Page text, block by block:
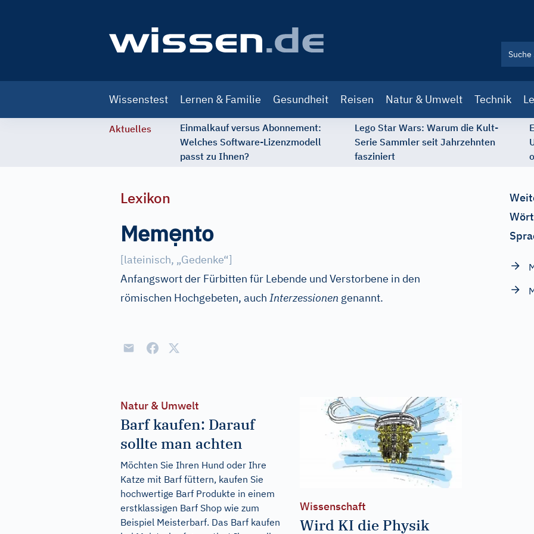
navigation
Wissenstest Lernen & Familie Gesundheit Reisen Natur & Umwelt Technik
Aktuelles
Einmalkauf versus Abonnement:
Welches Software-Lizenzmodell
passt zu Ihnen?
Lego Star Wars: Warum die Kult-
Serie Sammler seit Jahrzehnten
fasziniert
Lexikon
Memẹnto
[lateinisch, „Gedenke“]
Anfangswort der Fürbitten für Lebende und Verstorbene in den
römischen Hochgebeten, auch Interzessionen genannt.
Natur & Umwelt
Barf kaufen: Darauf
sollte man achten
Möchten Sie Ihren Hund oder Ihre
Katze mit Barf füttern, kaufen Sie
hochwertige Barf Produkte in einem
erstklassigen Barf Shop wie zum
Beispiel Meisterbarf. Das Barf kaufen
Wissenschaft
Wird KI die Physik